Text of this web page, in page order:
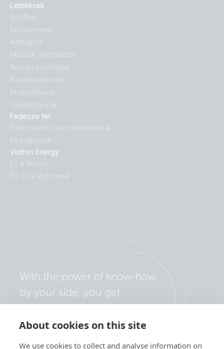
About cookies on this site
We use cookies to collect and analyse information on
Fedezze fel
Fedezze fel ökoszisztémánkat
Első lépések
Victron Energy
Ez a Victron
50 év a Victronnal
Letöltések
Szoftver
Kézikönyvek
Adatlapok
Műszaki információk
Rendszervázlatok
Burkolat méretei
Prospektusok
Tanúsítványok